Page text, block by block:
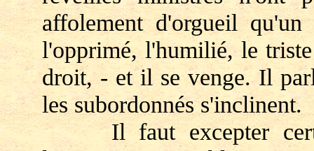
affolement d'orgueil
l'opprimé, l'humilié, le
droit, - et il se venge. Il
les subordonnés s'inclinent.
Il faut excepter